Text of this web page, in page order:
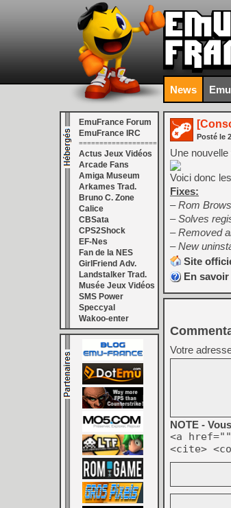
News
EmuFrance Forum
EmuFrance IRC
===================
Actus Jeux Vidéos
Arcade Fans
Amiga Museum
Arkames Trad.
Bruno C. Zone
Calice
CBSata
CPS2Shock
EF-Nes
Fan de la NES
GirlFriend Adv.
Landstalker Trad.
Musée Jeux Vidéos
SMS Power
Speccyal
Wakoo-enter
Posté le
Une
Voici donc
Fixes:
– Rom
– Solves
– Removed
– New
Site
En
Votre
NOTE -
<a
<cite>